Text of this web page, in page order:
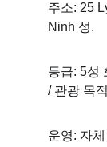
주소: 25
Ninh 성.
등급: 5성
/ 관광 목
운영: 자